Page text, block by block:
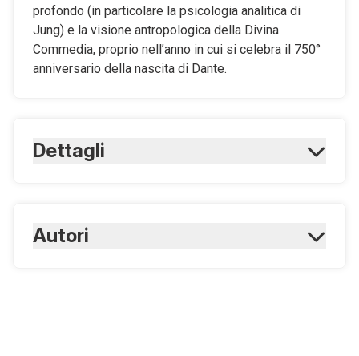
profondo (in particolare la psicologia analitica di
Jung) e la visione antropologica della Divina
Commedia, proprio nell’anno in cui si celebra il 750°
anniversario della nascita di Dante.
Dettagli
ISBN Digitale:
Autori